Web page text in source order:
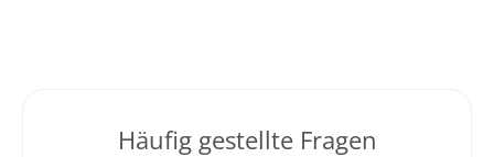
Häufig gestellte Fragen